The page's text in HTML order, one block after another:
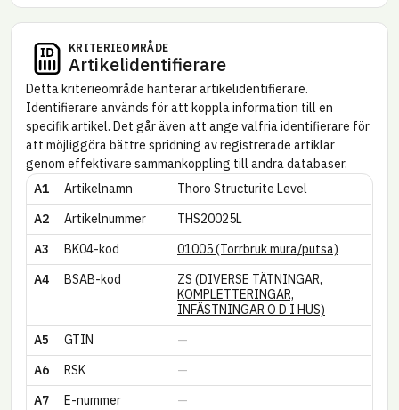
KRITERIE­OMRÅDE
Artikel­identifierare
Detta kriterie­område hanterar artikel­identifierare.
Identifierare används för att koppla information till en
specifik artikel. Det går även att ange valfria identifierare för
att möjliggöra bättre spridning av registrerade artiklar
genom effektivare sammankoppling till andra databaser.
A1
Artikelnamn
Thoro Structurite Level
A2
Artikel­nummer
THS20025L
A3
BK04-kod
01005 (Torrbruk mura/putsa)
A4
BSAB-kod
ZS (DIVERSE TÄTNINGAR,
KOMPLETTERINGAR,
INFÄSTNINGAR O D I HUS)
A5
GTIN
A6
RSK
A7
E-nummer